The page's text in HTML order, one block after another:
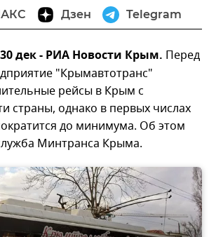
Дзен Telegram
дек - РИА Новости Крым. Перед
"Крымавтотранс"
рейсы в Крым с
страны, однако в первых числах
до минимума. Об этом
Минтранса Крыма.